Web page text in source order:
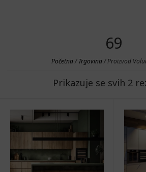
69
Početna/Trgovina/ Proizvod
Prikazuje se svih 2